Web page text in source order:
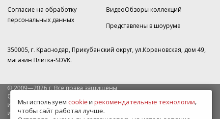
Согласие на обработку
персональных данных
ВидеоОбзоры коллекций
Представлены в шоуруме
350005, г. Краснодар, Прикубанский округ, ул.Кореновская, дом 49,
магазин Плитка-SDVK.
© 2009—2026 г. Все права защищены
Обращаем Ваше внимание на то, что данный интернет-сайт носит
исключительно информационный характер и ни при каких условиях
информационные материалы и цены, размещенные на сайте, не
Мы используем cookieи рекомендательные технологии,
чтобы сайт работал лучше.